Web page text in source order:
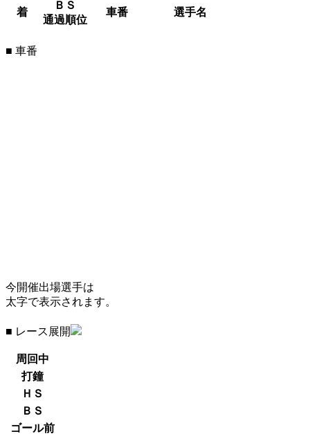
着
ＢＳ
通過順位
車番 選手名
■ 車番
今開催出場選手は
太字で表示されます。
■ レース展開
周回中
打鐘
ＨＳ
ＢＳ
ゴール前